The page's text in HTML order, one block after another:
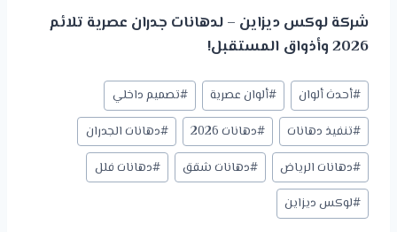
شركة لوكس ديزاين – لدهانات جدران عصرية تلائم
2026 وأذواق المستقبل!
وسوم
المقال:
#أحدث ألوان #ألوان عصرية #تصميم داخلي
#تنفيذ دهانات #دهانات 2026 #دهانات الجدران
#دهانات الرياض #دهانات شقق #دهانات فلل
#لوكس ديزاين